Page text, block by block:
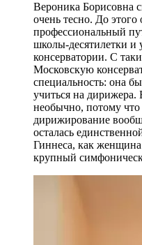
Вероника Борисовна
очень тесно. До
профессиональный
школы-десятилетки и
консерватории. С
Московскую
специальность: она
учиться на
необычно, потому
дирижирование
осталась
Гиннеса, как женщина
крупный